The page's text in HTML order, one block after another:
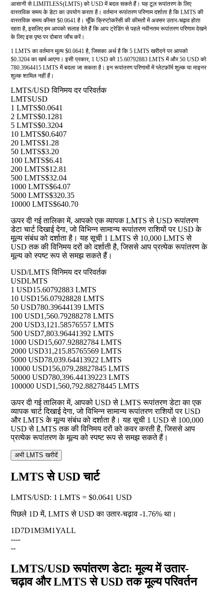
आसानी से LIMITLESS(LMTS) को USD में बदल सकते हैं। यह टूल रूपांतरण के लिए
वास्तविक समय के डेटा का उपयोग करता है। वर्तमान रूपांतरण परिणाम दर्शाता है कि LMTS की
वास्तविक समय कीमत $0.0641 है। चूँकि क्रिप्टोकरेंसी की कीमतों में अक्सर उतार-चढ़ाव होता
रहता है, इसलिए हम आपको सलाह देते हैं कि आप ट्रेडिंग से पहले नवीनतम रूपांतरण परिणाम देखने
के लिए इस पृष्ठ पर दोबारा जाँच करें।
1 LMTS का वर्तमान मूल्य $0.0641 है, जिसका अर्थ है कि 5 LMTS खरीदने पर आपको
$0.3204 का खर्च आएगा। इसी प्रकार, 1 USD को 15.60792883 LMTS में और 50 USD को
780.3964415 LMTS में बदला जा सकता है। इन रूपांतरण परिणामों में प्लेटफ़ॉर्म शुल्क या माइनर
शुल्क शामिल नहीं हैं।
LMTS/USD विनिमय दर परिवर्तक
LMTSUSD
1 LMTS$0.0641
2 LMTS$0.1281
5 LMTS$0.3204
10 LMTS$0.6407
20 LMTS$1.28
50 LMTS$3.20
100 LMTS$6.41
200 LMTS$12.81
500 LMTS$32.04
1000 LMTS$64.07
5000 LMTS$320.35
10000 LMTS$640.70
ऊपर दी गई तालिका में, आपको एक व्यापक LMTS से USD रूपांतरण
डेटा चार्ट दिखाई देगा, जो विभिन्न सामान्य रूपांतरण राशियों पर USD के
मूल्य संबंध को दर्शाता है। यह सूची 1 LMTS से 10,000 LMTS से
USD तक की विनिमय दरों को दर्शाती है, जिससे आप प्रत्येक रूपांतरण के
मूल्य को स्पष्ट रूप से समझ सकते हैं।
USD/LMTS विनिमय दर परिवर्तक
USDLMTS
1 USD15.60792883 LMTS
10 USD156.07928828 LMTS
50 USD780.39644139 LMTS
100 USD1,560.79288278 LMTS
200 USD3,121.58576557 LMTS
500 USD7,803.96441392 LMTS
1000 USD15,607.92882784 LMTS
2000 USD31,215.85765569 LMTS
5000 USD78,039.64413922 LMTS
10000 USD156,079.28827845 LMTS
50000 USD780,396.44139223 LMTS
100000 USD1,560,792.88278445 LMTS
ऊपर दी गई तालिका में, आपको USD से LMTS रूपांतरण डेटा का एक
व्यापक चार्ट दिखाई देगा, जो विभिन्न सामान्य रूपांतरण राशियों पर USD
और LMTS के मूल्य संबंध को दर्शाता है। यह सूची 1 USD से 100,000
USD से LMTS तक की विनिमय दरों को कवर करती है, जिससे आप
प्रत्येक रूपांतरण के मूल्य को स्पष्ट रूप से समझ सकते हैं।
अभी LMTS खरीदें
LMTS से USD चार्ट
LMTS/USD: 1 LMTS = $0.0641 USD
पिछले 1D में, LMTS से USD का उतार-चढ़ाव -1.76% था।
1D7D1M3M1YALL
----
--
LMTS/USD रूपांतरण डेटा: मूल्य में उतार-
चढ़ाव और LMTS से USD तक मूल्य परिवर्तन